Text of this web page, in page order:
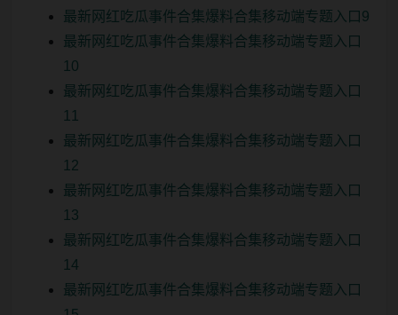
最新网红吃瓜事件合集爆料合集移动端专题入口9
最新网红吃瓜事件合集爆料合集移动端专题入口
10
最新网红吃瓜事件合集爆料合集移动端专题入口
11
最新网红吃瓜事件合集爆料合集移动端专题入口
12
最新网红吃瓜事件合集爆料合集移动端专题入口
13
最新网红吃瓜事件合集爆料合集移动端专题入口
14
最新网红吃瓜事件合集爆料合集移动端专题入口